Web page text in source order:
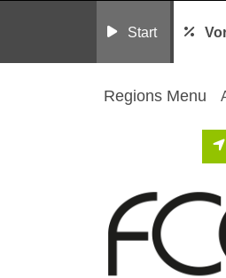
Start
Regions Menu